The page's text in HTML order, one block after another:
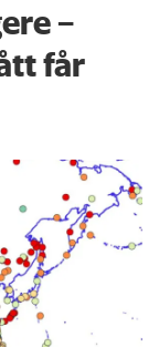
–
får